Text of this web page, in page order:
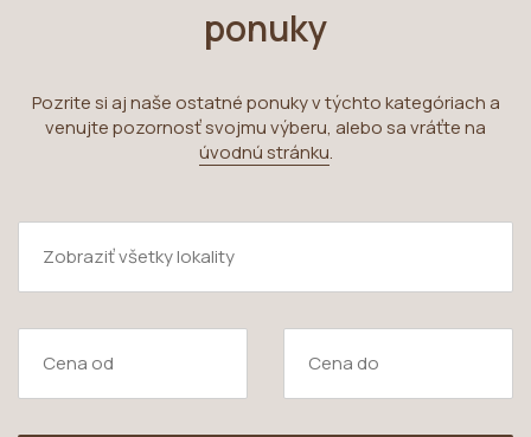
ponuky
Pozrite si aj naše ostatné ponuky v týchto kategóriach a
venujte pozornosť svojmu výberu, alebo sa vráťte na
úvodnú stránku.